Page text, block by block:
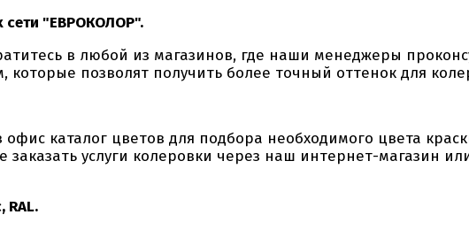
сети "ЕВРОКОЛОР".
в любой из магазинов, где наши менеджеры
которые позволят получить более точный оттенок для
каталог цветов для подбора необходимого цвета
услуги колеровки через наш интернет-магазин
RAL.